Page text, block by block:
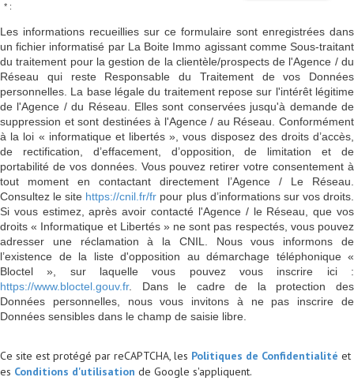
* :
Les informations recueillies sur ce formulaire sont enregistrées dans
un fichier informatisé par La Boite Immo agissant comme Sous-traitant
du traitement pour la gestion de la clientèle/prospects de l'Agence / du
Réseau qui reste Responsable du Traitement de vos Données
personnelles. La base légale du traitement repose sur l'intérêt légitime
de l'Agence / du Réseau. Elles sont conservées jusqu'à demande de
suppression et sont destinées à l'Agence / au Réseau. Conformément
à la loi « informatique et libertés », vous disposez des droits d’accès,
de rectification, d’effacement, d’opposition, de limitation et de
portabilité de vos données. Vous pouvez retirer votre consentement à
tout moment en contactant directement l’Agence / Le Réseau.
Consultez le site https://cnil.fr/fr pour plus d’informations sur vos droits.
Si vous estimez, après avoir contacté l'Agence / le Réseau, que vos
droits « Informatique et Libertés » ne sont pas respectés, vous pouvez
adresser une réclamation à la CNIL. Nous vous informons de
l’existence de la liste d'opposition au démarchage téléphonique «
Bloctel », sur laquelle vous pouvez vous inscrire ici :
https://www.bloctel.gouv.fr. Dans le cadre de la protection des
Données personnelles, nous vous invitons à ne pas inscrire de
Données sensibles dans le champ de saisie libre.
Ce site est protégé par reCAPTCHA, les Politiques de Confidentialité et
es Conditions d'utilisation de Google s'appliquent.